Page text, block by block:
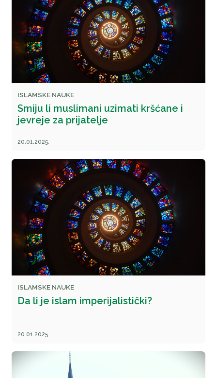
ISLAMSKE NAUKE
Smiju li muslimani uzimati kršćane i
jevreje za prijatelje
20.01.2025.
ISLAMSKE NAUKE
Da li je islam imperijalistički?
20.01.2025.